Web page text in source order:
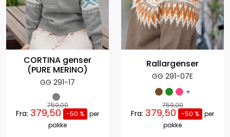
CORTINA genser
(PURE MERINO)
GG 291-17
759,00
Fra: 379,50 -50 % per
pakke
Rallargenser
GG 291-07E
+
759,00
Fra: 379,50 -50 % per
pakke